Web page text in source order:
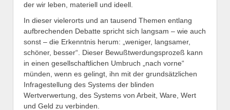
der wir leben, materiell und ideell.
In dieser vielerorts und an tausend Themen entlang
aufbrechenden Debatte spricht sich langsam – wie auch
sonst – die Erkenntnis herum: „weniger, langsamer,
schöner, besser“. Dieser Bewußtwerdungsprozeß kann
in einen gesellschaftlichen Umbruch „nach vorne“
münden, wenn es gelingt, ihn mit der grundsätzlichen
Infragestellung des Systems der blinden
Wertverwertung, des Systems von Arbeit, Ware, Wert
und Geld zu verbinden.